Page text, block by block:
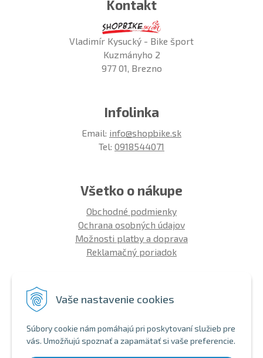
Vaše nastavenie cookies
Súbory cookie nám pomáhajú pri poskytovaní služieb pre
vás. Umožňujú spoznať a zapamätať si vaše preferencie.
Kontakt
Vladimír Kysucký - Bike šport
Kuzmányho 2
977 01, Brezno
Infolinka
Email: info@shopbike.sk
Tel: 0918544071
Všetko o nákupe
Obchodné podmienky
Ochrana osobných údajov
Možnosti platby a doprava
Reklamačný poriadok
Aký bicykel kúpiť 26' | 27,5' | 29'
Nákup na splátky